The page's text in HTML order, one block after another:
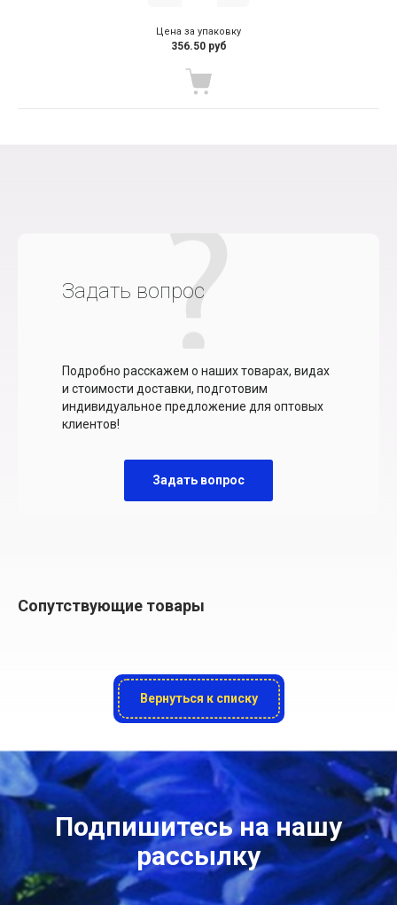
Цена за упаковку
356.50 руб
Задать вопрос
Подробно расскажем о наших товарах, видах
и стоимости доставки, подготовим
индивидуальное предложение для оптовых
клиентов!
Задать вопрос
Сопутствующие товары
Вернуться к списку
Подпишитесь на нашу
рассылку